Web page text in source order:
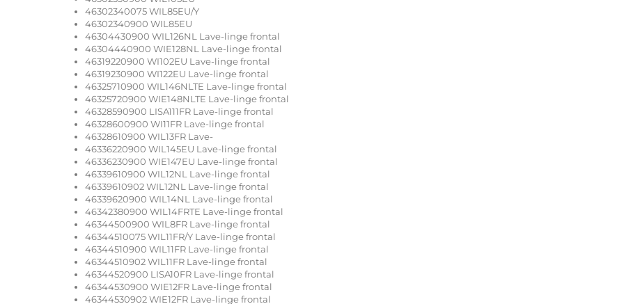
46302340075 WIL85EU/Y
46302340900 WIL85EU
46304430900 WIL126NL Lave-linge frontal
46304440900 WIE128NL Lave-linge frontal
46319220900 WI102EU Lave-linge frontal
46319230900 WI122EU Lave-linge frontal
46325710900 WIL146NLTE Lave-linge frontal
46325720900 WIE148NLTE Lave-linge frontal
46328590900 LISA111FR Lave-linge frontal
46328600900 WI11FR Lave-linge frontal
46328610900 WIL13FR Lave-
46336220900 WIL145EU Lave-linge frontal
46336230900 WIE147EU Lave-linge frontal
46339610900 WIL12NL Lave-linge frontal
46339610902 WIL12NL Lave-linge frontal
46339620900 WIL14NL Lave-linge frontal
46342380900 WIL14FRTE Lave-linge frontal
46344500900 WIL8FR Lave-linge frontal
46344510075 WIL11FR/Y Lave-linge frontal
46344510900 WIL11FR Lave-linge frontal
46344510902 WIL11FR Lave-linge frontal
46344520900 LISA10FR Lave-linge frontal
46344530900 WIE12FR Lave-linge frontal
46344530902 WIE12FR Lave-linge frontal